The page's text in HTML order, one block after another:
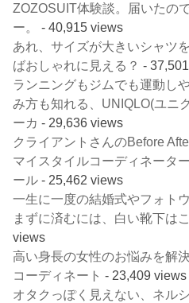
ZOZOSUIT体験談。届いたの
ー。
- 40,915 views
あれ、サイズが大きいシャツ
ばおしゃれに見える？ -
ランニングもジムでも運動し
み方も知れる、UNIQLO(ユニ
ーカ - 29,636 views
クライアントさんのBefore
マイスタイルコーディネータ
ール - 25,462 views
一生に一度の結婚式やフォト
まずに済むには、白い靴下は
views
高い身長の女性のお悩みを解
コーディネート - 23,409 views
オタクっぽく見えない、ネル